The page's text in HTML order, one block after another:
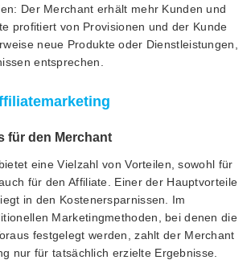
Der Merchant erhält mehr Kunden und
profitiert von Provisionen und der Kunde
neue Produkte oder Dienstleistungen,
entsprechen.
für den Merchant
eine Vielzahl von Vorteilen, sowohl für
für den Affiliate. Einer der Hauptvorteile
in den Kostenersparnissen. Im
Marketingmethoden, bei denen die
festgelegt werden, zahlt der Merchant
nur für tatsächlich erzielte Ergebnisse.